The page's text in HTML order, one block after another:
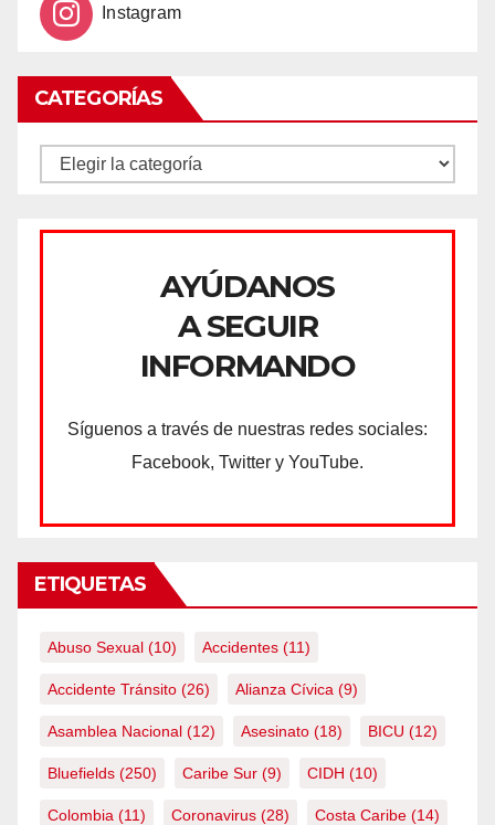
Instagram
CATEGORÍAS
CATEGORÍAS
AYÚDANOS
A SEGUIR
INFORMANDO
Síguenos a través de nuestras redes sociales:
Facebook, Twitter y YouTube.
ETIQUETAS
Abuso Sexual (10) Accidentes (11)
Accidente Tránsito (26) Alianza Cívica (9)
Asamblea Nacional (12) Asesinato (18) BICU (12)
Bluefields (250) Caribe Sur (9) CIDH (10)
Colombia (11) Coronavirus (28) Costa Caribe (14)